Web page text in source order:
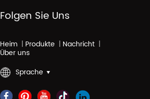
Folgen Sie Uns
Heim | Produkte | Nachricht |
Über uns
Sprache